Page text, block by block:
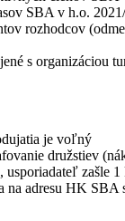
SBA v h.o.
rozhodcov
s organizáciou
je voľný
družstiev
usporiadateľ zašle
na adresu HK SBA